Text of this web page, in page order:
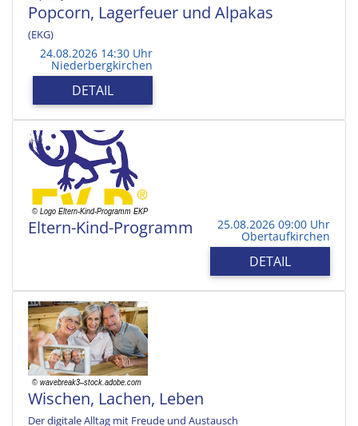
Popcorn, Lagerfeuer und Alpakas
(EKG)
24.08.2026 14:30 Uhr
Niederbergkirchen
DETAIL
Eltern-Kind-Programm 25.08.2026 09:00 Uhr
Obertaufkirchen
DETAIL
Wischen, Lachen, Leben
Der digitale Alltag mit Freude und Austausch